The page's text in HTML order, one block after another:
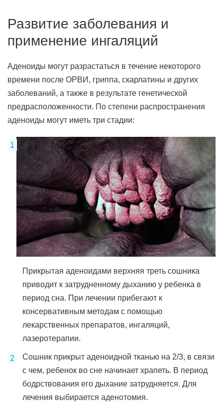
Развитие заболевания и
применение ингаляций
Аденоиды могут разрастаться в течение некоторого
времени после ОРВИ, гриппа, скарлатины и других
заболеваний, а также в результате генетической
предрасположенности. По степени распространения
аденоиды могут иметь три стадии:
Прикрытая аденоидами верхняя треть сошника
приводит к затрудненному дыханию у ребенка в
период сна. При лечении прибегают к
консервативным методам с помощью
лекарственных препаратов, ингаляций,
лазеротерапии.
Сошник прикрыт аденоидной тканью на 2/3, в связи
с чем, ребенок во сне начинает храпеть. В период
бодрствования его дыхание затрудняется. Для
лечения выбирается аденотомия.